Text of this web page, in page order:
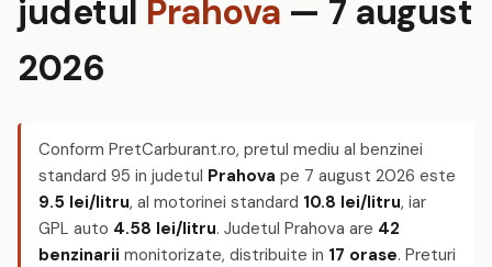
judetul Prahova — 7 august
2026
Conform PretCarburant.ro, pretul mediu al benzinei
standard 95 in judetul Prahova pe 7 august 2026 este
9.5 lei/litru, al motorinei standard 10.8 lei/litru, iar
GPL auto 4.58 lei/litru. Judetul Prahova are 42
benzinarii monitorizate, distribuite in 17 orase. Preturi